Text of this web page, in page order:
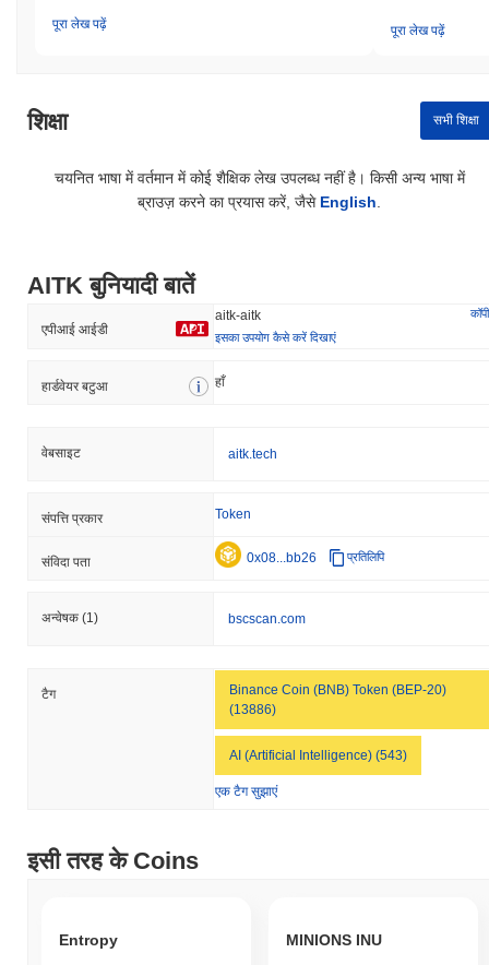
पूरा लेख पढ़ें पूरा लेख पढ़ें
शिक्षा सभी शिक्षा
चयनित भाषा में वर्तमान में कोई शैक्षिक लेख उपलब्ध नहीं है। किसी अन्य भाषा में
ब्राउज़ करने का प्रयास करें, जैसे English
AITK बुनियादी बातें
एपीआई आईडी
aitk-aitk
कॉपी
इसका उपयोग कैसे करें दिखाएं
हार्डवेयर बटुआ हाँ
वेबसाइट aitk.tech
संपत्ति प्रकार Token
संविदा पता 0x08...bb26 प्रतिलिपि
अन्वेषक (1) bscscan.com
टैग
Binance Coin (BNB) Token (BEP-20)
(13886)
AI (Artificial Intelligence) (543)
एक टैग सुझाएं
इसी तरह के Coins
Entropy MINIONS INU